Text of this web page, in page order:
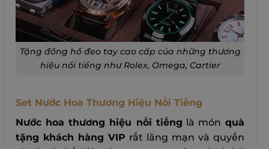
Tặng đồng hồ đeo tay cao cấp của những thương
hiệu nổi tiếng như Rolex, Omega, Cartier
Set Nước Hoa Thương Hiệu Nổi Tiếng
Nước hoa thương hiệu nổi tiếng là món quà
tặng khách hàng VIP rất lãng mạn và quyến